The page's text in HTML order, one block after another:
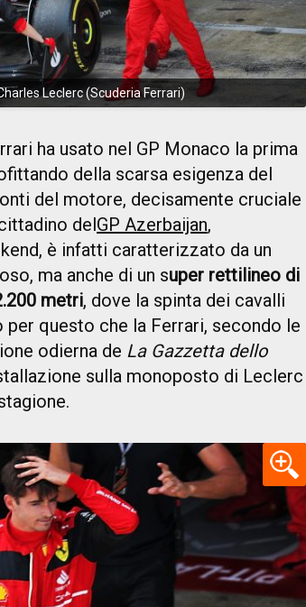
Leclerc (Scuderia Ferrari)
ha usato nel GP Monaco la prima
della scarsa esigenza del
del motore, decisamente cruciale
delGP Azerbaijan,
è infatti caratterizzato da un
ma anche di un super rettilineo di
metri, dove la spinta dei cavalli
questo che la Ferrari, secondo le
odierna de La Gazzetta dello
sulla monoposto di Leclerc